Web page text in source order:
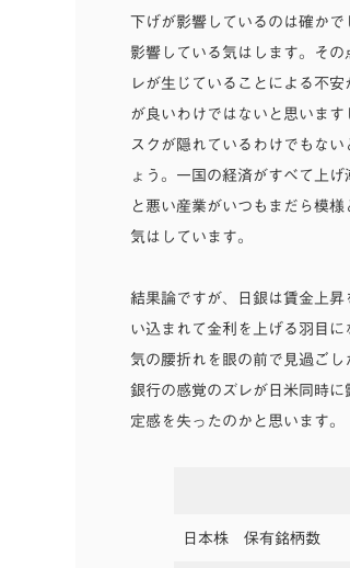
下げが影響しているのは確か
影響している気はします。そ
レが生じていることによる不
が良いわけではないと思いま
スクが隠れているわけでもな
ょう。一国の経済がすべて上
と悪い産業がいつもまだら模
気はしています。
結果論ですが、日銀は賃金上
い込まれて金利を上げる羽目
気の腰折れを眼の前で見過ご
銀行の感覚のズレが日米同時
定感を失ったのかと思います。
日本株 保有銘柄数